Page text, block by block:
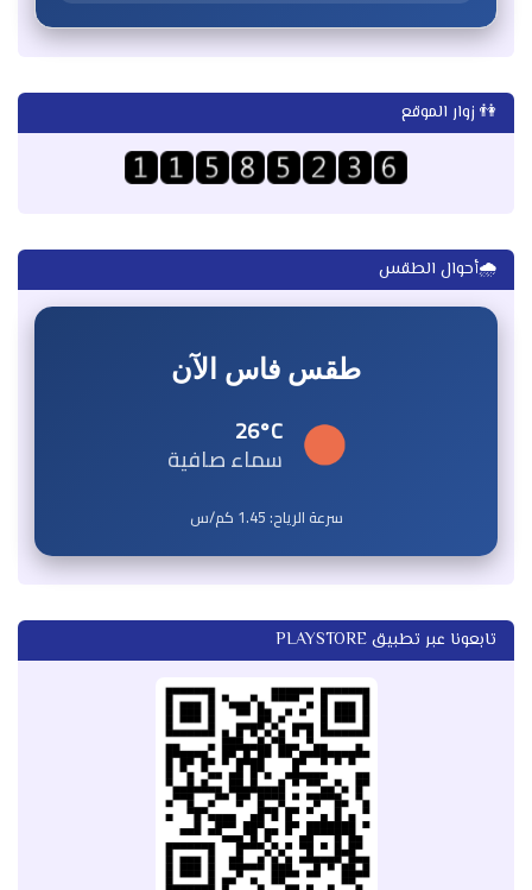
👫 زوار الموقع
🌧️أحوال الطقس
طقس فاس الآن
26°C
سماء صافية
سرعة الرياح:1.45 كم/س
تابعونا عبر تطبيق PLAYSTORE